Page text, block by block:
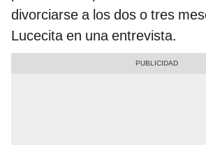
divorciarse a los dos o tres
Lucecita en una entrevista.